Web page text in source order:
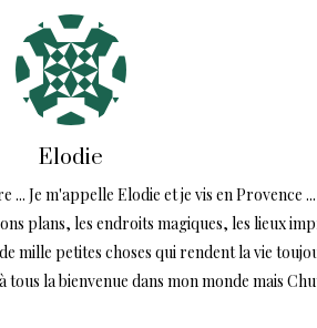
Elodie
... Je m'appelle Elodie et je vis en Provence
plans, les endroits magiques, les lieux
mille petites choses qui rendent la vie
tous la bienvenue dans mon monde mais